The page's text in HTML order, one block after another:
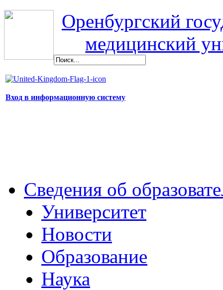
Оренбургский
медицинский
Вход в информационную систему
Сведения об
Университет
Новости
Образование
Наука